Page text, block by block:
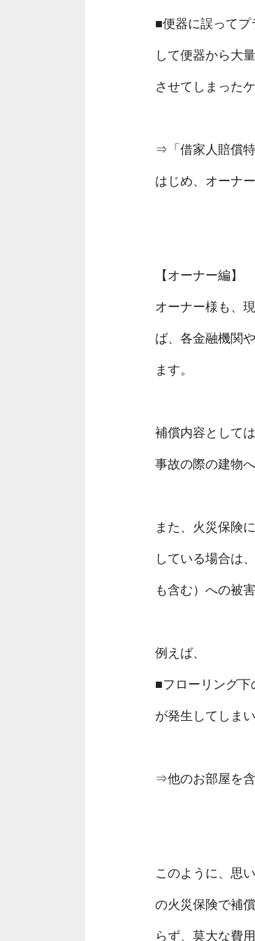
■便器に誤ってプ
して便器から大
させてしまった
⇒「借家人賠償
はじめ、オーナ
【オーナー編】
オーナー様も、
ば、各金融機関
ます。
補償内容として
事故の際の建物
また、火災保険
している場合は
も含む）への被
例えば、
■フローリング
が発生してしま
⇒他のお部屋を
このように、思
の火災保険で補
らず、莫大な費